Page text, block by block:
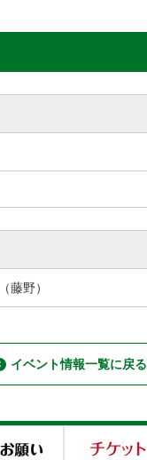
藤野）
イベント情報一覧に戻る